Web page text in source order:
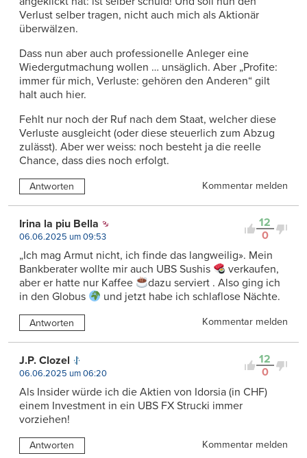
Verlust selber tragen, nicht auch mich als Aktionär
überwälzen.
Dass nun aber auch professionelle Anleger eine
Wiedergutmachung wollen … unsäglich. Aber „Profite:
immer für mich, Verluste: gehören den Anderen“ gilt
halt auch hier.
Fehlt nur noch der Ruf nach dem Staat, welcher diese
Verluste ausgleicht (oder diese steuerlich zum Abzug
zulässt). Aber wer weiss: noch besteht ja die reelle
Chance, dass dies noch erfolgt.
Antworten Kommentar melden
12
0
Irina la piu Bella
06.06.2025 um 09:53
„Ich mag Armut nicht, ich finde das langweilig». Mein
Bankberater wollte mir auch UBS Sushis
verkaufen,
aber er hatte nur Kaffee
dazu serviert . Also ging ich
in den Globus
und jetzt habe ich schlaflose Nächte.
Antworten Kommentar melden
12
0
J.P. Clozel
06.06.2025 um 06:20
Als Insider würde ich die Aktien von Idorsia (in CHF)
einem Investment in ein UBS FX Strucki immer
vorziehen!
Antworten
Kommentar melden